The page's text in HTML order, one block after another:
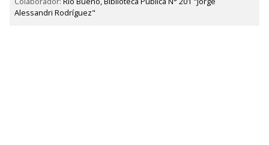
Alessandri Rodríguez"